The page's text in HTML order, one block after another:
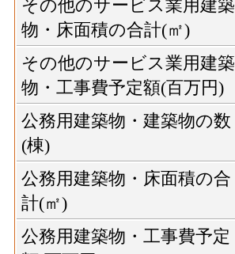
その他のサービス業用建築
物・床面積の合計(㎡)
その他のサービス業用建築
物・工事費予定額(百万円)
公務用建築物・建築物の数
(棟)
公務用建築物・床面積の合
計(㎡)
公務用建築物・工事費予定